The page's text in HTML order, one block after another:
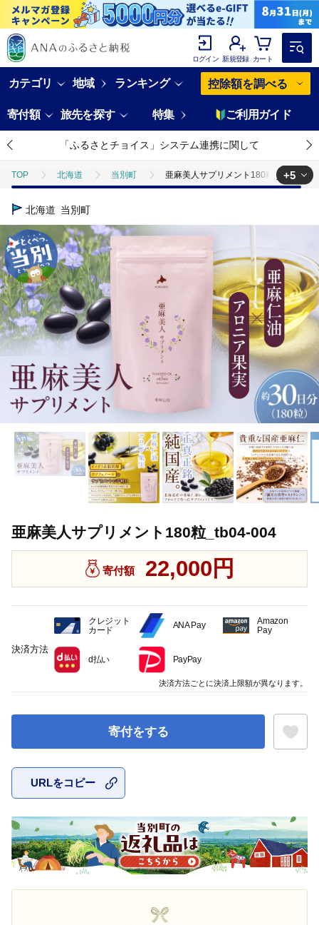
ログイン 新規登録 カート
カテゴリ 地域 ランキング 控除額を調べる
寄付額 旅先を探す 特集 ご利用ガイド
「ふるさとチョイス」システム連携に関して
TOP 北海道 当別町 亜麻美人サプリメント180粒_tb04-004
TOP
TOP 加工食品 調味料
TOP 加工食品 ほかの加工食品 亜麻美人サプリメント180
TOP 日用品・雑貨 亜麻美人サプリメント180粒_tb04-004
TOP 日用品・雑貨 美容雑貨 亜麻美人サプリメント180粒
+5
北海道 当別町
亜麻美人サプリメント180粒_tb04-004
寄付額 22,000円
寄付をする
URLをコピー
決済方法
クレジット
カード
ANA Pay
Amazon
Pay
d払い PayPay
決済方法ごとに決済上限額が異なります。